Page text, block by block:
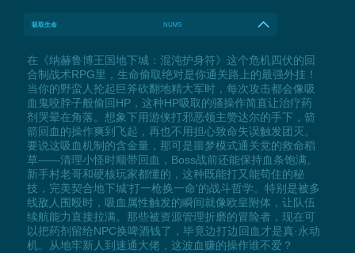
吸取生命 NUM5
在《纳赫鲁博王国地下城：混沌护身符》这个危机四伏的回
合制战术RPG里，生命偷取绝对是你通关路上的最强外挂！
当你的野蛮人抡起巨斧砍翻地精大军时，每次攻击都会像吸
血鬼咬脖子般偷回HP，这种HP吸取的骚操作简直让治疗药
剂哭晕在角落。想象下用游侠打邪恶领主赞达尔的手下，箭
箭回血的操作爽到飞起，再也不用担心致命失误触发团灭。
要说这吸血机制的含金量，那可是噩梦模式通关党的救命稻
草——清理小怪时顺带回血，Boss战前还能保持血条饱满。
新手村老哥和硬核玩家都懂的，这种既能打又能苟住的秘
技，完美契合地下城'打一枪换一命'的战斗哲学。特别是被多
线敌人围殴时，吸血属性触发的瞬间就像欧皇附体，让队伍
续航能力直接拉满。那些被资源管理折磨的冒险者，现在可
以把药剂留给NPC换啤酒钱了，毕竟边打边回血才是真·永动
机。从地牢新人到速通大佬，这波血赚的操作谁不爱？